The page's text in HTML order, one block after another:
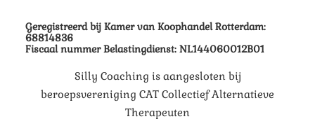
Geregistreerd bij Kamer van Koophandel Rotterdam:
68814836
Fiscaal nummer Belastingdienst: NL144060012B01
Silly Coaching is aangesloten bij
beroepsvereniging CAT Collectief Alternatieve
Therapeuten